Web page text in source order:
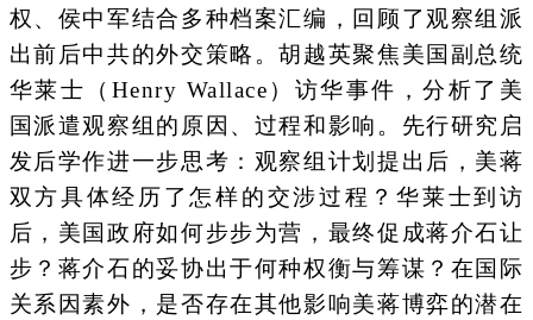
权、侯中军结合多种档案汇编，回顾了观察组派
出前后中共的外交策略。胡越英聚焦美国副总统
华莱士（Henry Wallace）访华事件，分析了美
国派遣观察组的原因、过程和影响。先行研究启
发后学作进一步思考：观察组计划提出后，美蒋
双方具体经历了怎样的交涉过程？华莱士到访
后，美国政府如何步步为营，最终促成蒋介石让
步？蒋介石的妥协出于何种权衡与筹谋？在国际
关系因素外，是否存在其他影响美蒋博弈的潜在